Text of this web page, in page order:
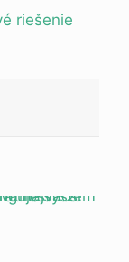
riešenie